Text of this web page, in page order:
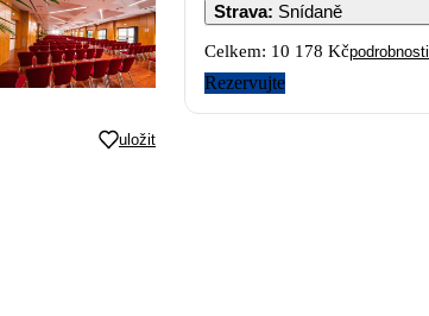
uložit
Strava: Snídaně
Celkem: 10 178 Kčpodrobnosti
Rezervujte